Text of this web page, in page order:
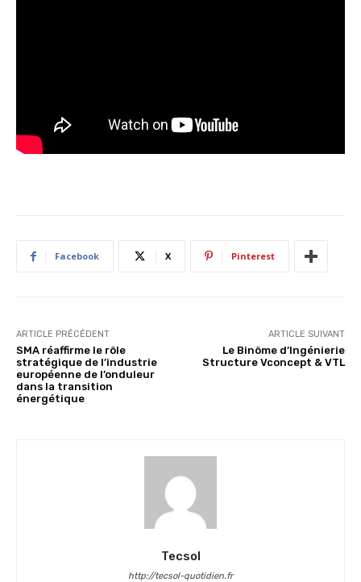
Facebook X Pinterest
ARTICLE PRÉCÉDENT
SMA réaffirme le rôle
stratégique de l’industrie
européenne de l’onduleur
dans la transition
énergétique
ARTICLE SUIVANT
Le Binôme d’Ingénierie
Structure Vconcept & VTL
Tecsol
http://tecsol-quotidien.fr